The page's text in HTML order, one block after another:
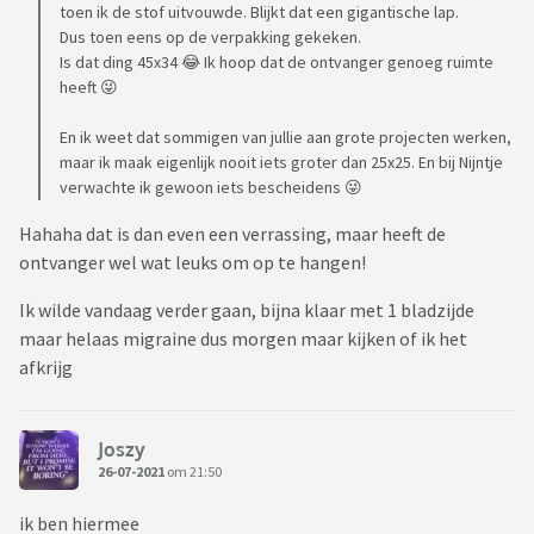
Webshops voor patronen
www.etsy.com
http://artecy.com/
Gratis patronen
stitch-cross-stitch-277/
Nuttige apps
uploaden en bijhouden (alleen voor android)
Tread Stash: Hierin kun je makkelijk bijhouden welke garen je
hebt en welke op je boodschappenlijstje staan
toen ik de stof uitvouwde. Blijkt dat een gigantische lap.
Dus toen eens op de verpakking gekeken.
Is dat ding 45x34 😂 Ik hoop dat de ontvanger genoeg ruimte
heeft 😜
En ik weet dat sommigen van jullie aan grote projecten werken,
maar ik maak eigenlijk nooit iets groter dan 25x25. En bij Nijntje
verwachte ik gewoon iets bescheidens 😜
Hahaha dat is dan even een verrassing, maar heeft de
ontvanger wel wat leuks om op te hangen!
Ik wilde vandaag verder gaan, bijna klaar met 1 bladzijde
maar helaas migraine dus morgen maar kijken of ik het
afkrijg
Joszy
26-07-2021 om 21:50
ik ben hiermee